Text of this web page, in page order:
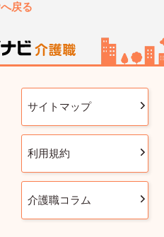
戻る
サイトマップ
利用規約
介護職コラム